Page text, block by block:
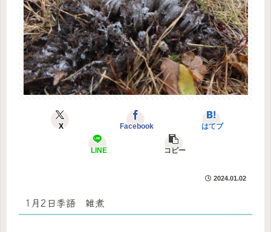
X Facebook はてブ
LINE コピー
2024.01.02
1月2日季語 雑煮